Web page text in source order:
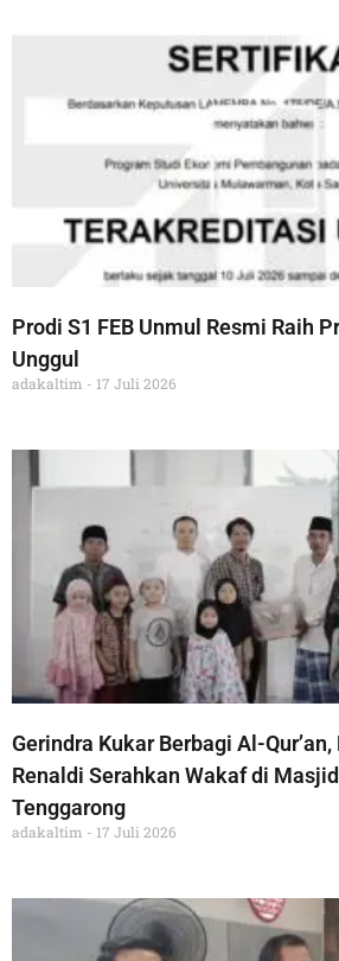
Prodi S1 FEB Unmul Resmi Raih
Unggul
adakaltim 17 Juli 2026
Gerindra Kukar Berbagi Al-Qur’an,
Renaldi Serahkan Wakaf di
Tenggarong
adakaltim 17 Juli 2026